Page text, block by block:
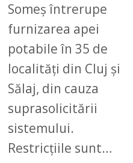
Someș întrerupe
furnizarea apei
potabile în 35 de
localități din Cluj și
Sălaj, din cauza
suprasolicitării
sistemului.
Restricțiile sunt…